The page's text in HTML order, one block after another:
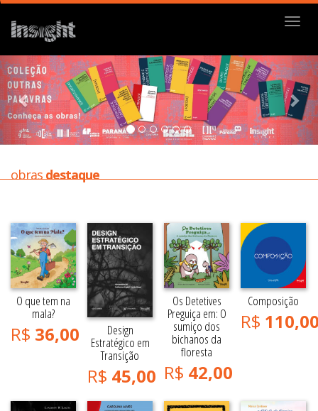
Menu
obrasdestaque
O que tem na
mala?
R$ 36,00 Design
Estratégico em
Transição
R$ 45,00
Os Detetives
Preguiça em: O
sumiço dos
bichanos da
floresta
R$ 42,00
Composição
R$